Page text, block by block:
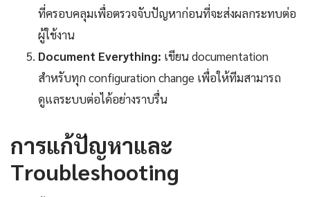
ที่ครอบคลุมเพื่อตรวจจับปัญหาก่อนที่จะส่งผลกระทบต่อ
ผู้ใช้งาน
Document Everything: เขียน documentation
สำหรับทุก configuration change เพื่อให้ทีมสามารถ
ดูแลระบบต่อได้อย่างราบรื่น
การแก้ปัญหาและ
Troubleshooting